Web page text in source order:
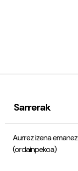
Sarrerak
Aurrez izena emanez
(ordainpekoa)